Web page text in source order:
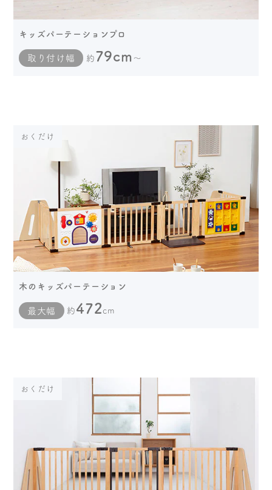
キッズパーテーションプロ
取り付け幅 約 79cm ～
おくだけ
木のキッズパーテーション
最大幅 約 472cm
おくだけ